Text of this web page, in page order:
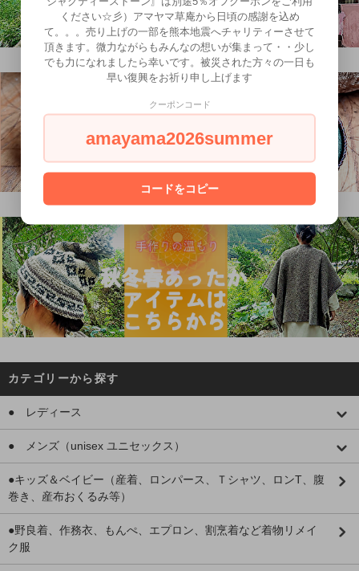
カテゴリーから探す
● レディース
● メンズ（unisex ユニセックス）
●キッズ＆ベイビー（産着、ロンパース、Ｔシャツ、ロンT、腹
巻き、産布おくるみ等）
●野良着、作務衣、もんぺ、エプロン、割烹着など着物リメイ
ク服
ください☆彡）アマヤマ草庵から日頃の感謝を込め
て。。。売り上げの一部を熊本地震へチャリティーさせて
頂きます。微力ながらもみんなの想いが集まって・・少し
でも力になれましたら幸いです。被災された方々の一日も
早い復興をお祈り申し上げます
クーポンコード
amayama2026summer
コードをコピー